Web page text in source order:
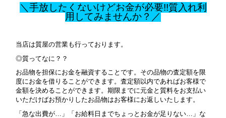
＼手放したくないけどお金が必要!!質入れ利
用してみませんか？／
当店は質屋の営業も行っております。
◎質ってなに？？
お品物を担保にお金を融資することです。その品物の査定額を限
度にお金を借りることができます。査定額以内であればお客様で
金額を決めることができます。期限までに元金と質料をお支払い
いただけばお預かりしたお品物はお客様にお返しいたします。
「急な出費が…」「お給料日までちょっとお金が足りない…」な